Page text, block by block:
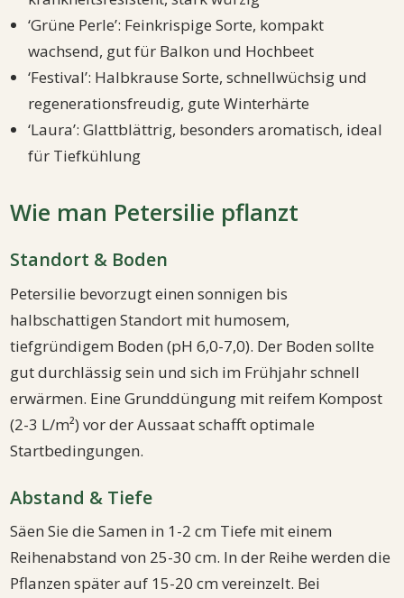
‘Grüne Perle’: Feinkrispige Sorte, kompakt
wachsend, gut für Balkon und Hochbeet
‘Festival’: Halbkrause Sorte, schnellwüchsig und
regenerationsfreudig, gute Winterhärte
‘Laura’: Glattblättrig, besonders aromatisch, ideal
für Tiefkühlung
Wie man Petersilie pflanzt
Standort & Boden
Petersilie bevorzugt einen sonnigen bis
halbschattigen Standort mit humosem,
tiefgründigem Boden (pH 6,0-7,0). Der Boden sollte
gut durchlässig sein und sich im Frühjahr schnell
erwärmen. Eine Grunddüngung mit reifem Kompost
(2-3 L/m²) vor der Aussaat schafft optimale
Startbedingungen.
Abstand & Tiefe
Säen Sie die Samen in 1-2 cm Tiefe mit einem
Reihenabstand von 25-30 cm. In der Reihe werden die
Pflanzen später auf 15-20 cm vereinzelt. Bei